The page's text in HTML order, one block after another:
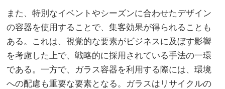
また、特別なイベントやシーズンに合わせたデザイン
の容器を使用することで、集客効果が得られることも
ある。これは、視覚的な要素がビジネスに及ぼす影響
を考慮した上で、戦略的に採用されている手法の一環
である。一方で、ガラス容器を利用する際には、環境
への配慮も重要な要素となる。ガラスはリサイクルの